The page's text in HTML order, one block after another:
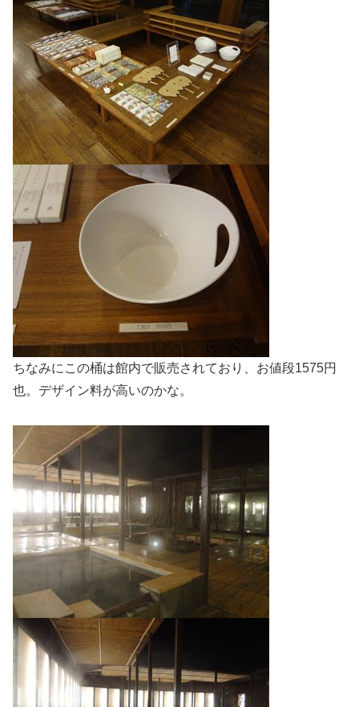
ちなみにこの桶は館内で販売されており、お値段1575円
也。デザイン料が高いのかな。